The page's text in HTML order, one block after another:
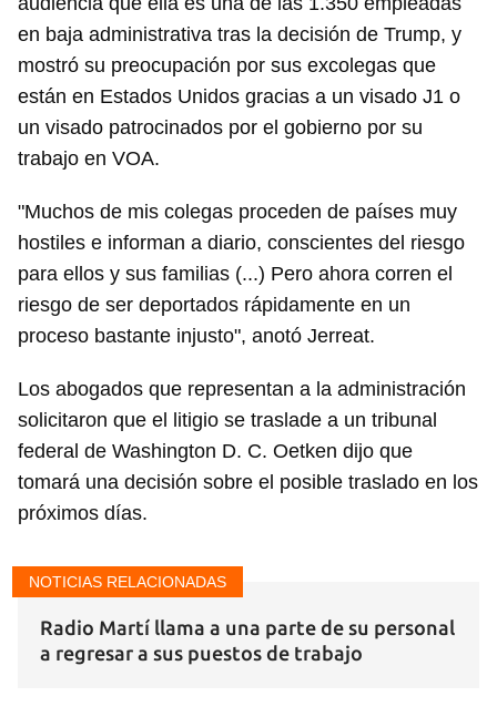
en baja administrativa tras la decisión de Trump, y
mostró su preocupación por sus excolegas que
están en Estados Unidos gracias a un visado J1 o
un visado patrocinados por el gobierno por su
trabajo en VOA.
"Muchos de mis colegas proceden de países muy
hostiles e informan a diario, conscientes del riesgo
para ellos y sus familias (...) Pero ahora corren el
riesgo de ser deportados rápidamente en un
proceso bastante injusto", anotó Jerreat.
Los abogados que representan a la administración
solicitaron que el litigio se traslade a un tribunal
federal de Washington D. C. Oetken dijo que
tomará una decisión sobre el posible traslado en los
próximos días.
NOTICIAS RELACIONADAS
Radio Martí llama a una parte de su personal
a regresar a sus puestos de trabajo